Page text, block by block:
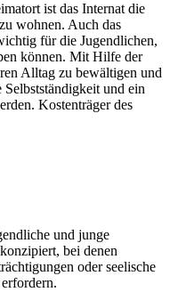
ist das Internat die
wohnen. Auch das
für die Jugendlichen,
können. Mit Hilfe der
Alltag zu bewältigen und
und ein
Kostenträger des
und junge
bei denen
oder seelische